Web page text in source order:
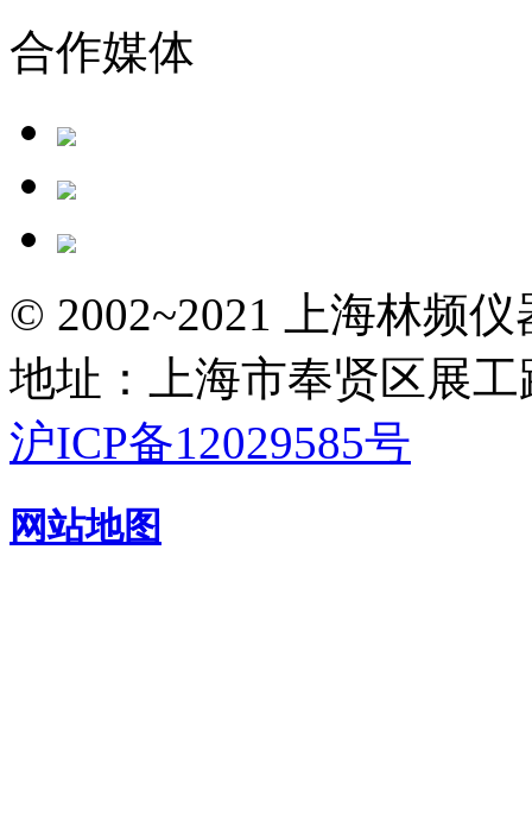
合作媒体
© 2002~2021 上海林频
地址：上海市奉贤区展工
沪ICP备12029585号
网站地图